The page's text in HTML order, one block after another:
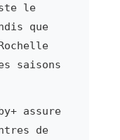
le
que
saisons
assure
de